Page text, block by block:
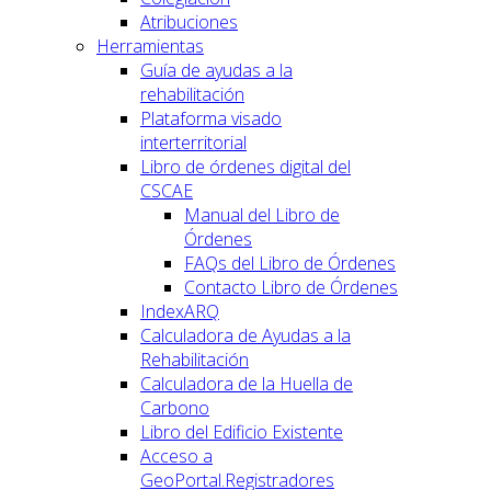
Atribuciones
Herramientas
Guía de ayudas a la
rehabilitación
Plataforma visado
interterritorial
Libro de órdenes digital del
CSCAE
Manual del Libro de
Órdenes
FAQs del Libro de Órdenes
Contacto Libro de Órdenes
IndexARQ
Calculadora de Ayudas a la
Rehabilitación
Calculadora de la Huella de
Carbono
Libro del Edificio Existente
Acceso a
GeoPortal.Registradores